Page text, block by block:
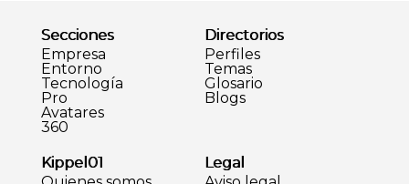
Secciones
Empresa
Entorno
Tecnología
Pro
Avatares
360
Directorios
Perfiles
Temas
Glosario
Blogs
Kippel01
Legal